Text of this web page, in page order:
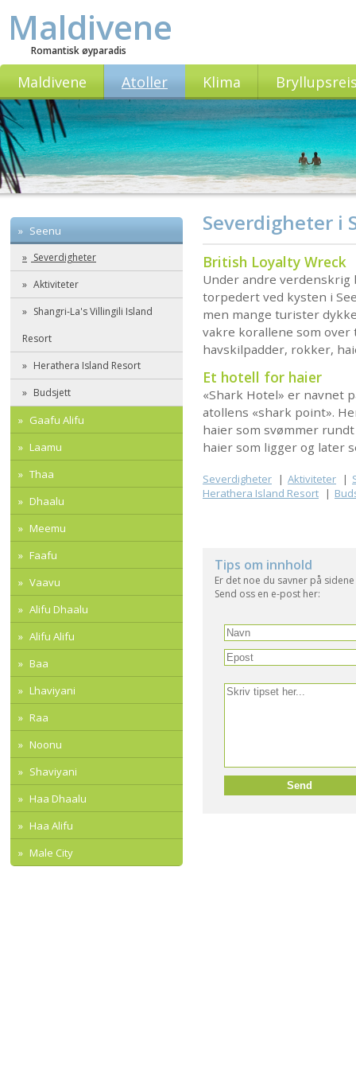
Maldivene
Romantisk øyparadis
Maldivene Atoller Klima
Seenu
Severdigheter
Aktiviteter
Shangri-La's Villingili Island
Resort
Herathera Island Resort
Budsjett
Gaafu Alifu
Laamu
Thaa
Dhaalu
Meemu
Faafu
Vaavu
Alifu Dhaalu
Alifu Alifu
Baa
Lhaviyani
Raa
Noonu
Shaviyani
Haa Dhaalu
Haa Alifu
Male City
Severdigheter i
British Loyalty Wreck
Under andre
torpedert ved kysten i
men mange turister
vakre korallene som
havskilpadder, rokker,
Et hotell for haier
«Shark Hotel» er navnet
atollens «shark point».
haier som svømmer
haier som ligger og later
Severdigheter Aktiviteter
Herathera Island Resort
Tips om innhold
Er det noe du savner på
Send oss en e-post her: